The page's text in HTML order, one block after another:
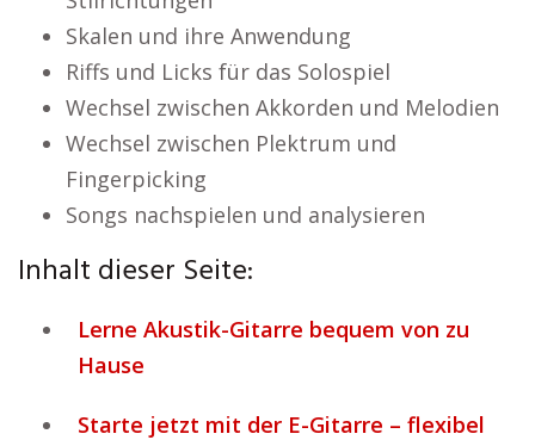
Skalen und ihre Anwendung
Riffs und Licks für das Solospiel
Wechsel zwischen Akkorden und Melodien
Wechsel zwischen Plektrum und
Fingerpicking
Songs nachspielen und analysieren
Inhalt dieser Seite:
Lerne Akustik-Gitarre bequem von zu
Hause
Starte jetzt mit der E-Gitarre – flexibel